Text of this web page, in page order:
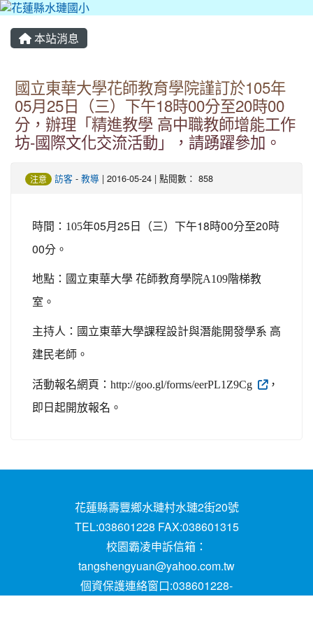
本站消息
國立東華大學花師教育學院謹訂於105年
05月25日（三）下午18時00分至20時00
分，辦理「精進教學 高中職教師增能工作
坊-國際文化交流活動」，請踴躍參加。
注意 訪客 - 教導 | 2016-05-24 | 點閱數： 858
時間：105年05月25日（三）下午18時00分至20時
00分。
地點：國立東華大學 花師教育學院A109階梯教
室。
主持人：國立東華大學課程設計與潛能開發學系 高
建民老師。
活動報名網頁：http://goo.gl/forms/eerPL1Z9Cg
，
即日起開放報名。
花蓮縣壽豐鄉水璉村水璉2街20號
TEL:038601228 FAX:038601315
校園霸凌申訴信箱：
tangshengyuan@yahoo.com.tw
個資保護連絡窗口:038601228-